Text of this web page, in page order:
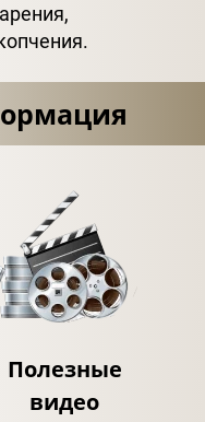
Полезные
видео